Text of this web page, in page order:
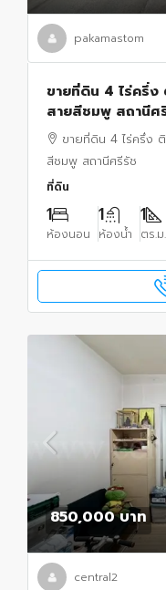
pakamastom
ขายที่ดิน 4 ไร่ครึ่
สายสีชมพู สถานีศ
ขายที่ดิน 4 ไร่ครึ่ง
สีชมพู สถานีศรีรัช
ที่ดิน
1
ห้องนอน
1
ห้องน้ำ
1
ตร.ม.
850,000 บาท
central2